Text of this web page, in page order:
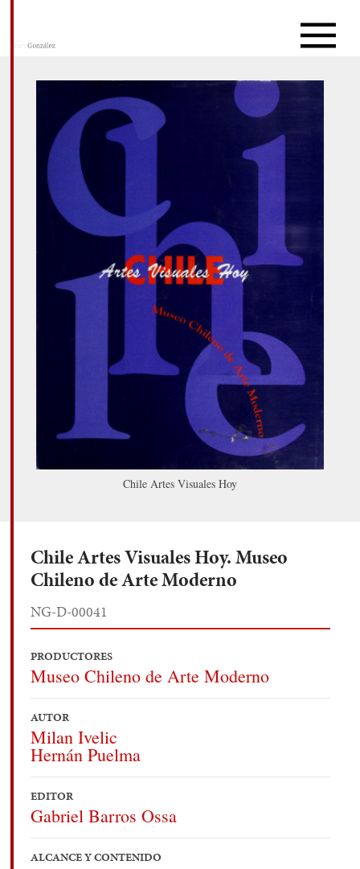
Chile Artes Visuales Hoy
Chile Artes Visuales Hoy. Museo
Chileno de Arte Moderno
NG-D-00041
PRODUCTORES
Museo Chileno de Arte Moderno
AUTOR
Milan Ivelic
Hernán Puelma
EDITOR
Gabriel Barros Ossa
ALCANCE Y CONTENIDO